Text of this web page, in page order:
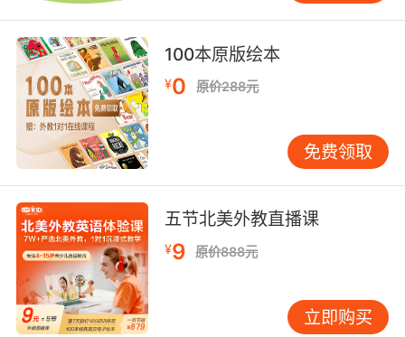
语速加快、内容加长、题型变多。小学阶段听力
基础没打好的孩子，初一上半学期就会明显掉
队。 听力训练不需要大块时间，但需要每天坚
持。每天15分钟，雷打不动。材料就用课本配套
的音频，不要去找高深的课外资源。具体步骤：
第一遍正常听，了解大意；第二遍逐句暂停，让
孩子把听到的内容复述出来，哪怕只复述出几个
单词也算进步；第三遍对照文本，把没听出来的
地方标出来，再听一遍。坚持一个月，孩子的耳
朵会明显“打开”。 关键点在于：听的时候不要让
孩子看文本。很多孩子习惯一边听一边看，以为
自己听懂了，其实是在“读”而不是在“听”。一定要
先盲听，再对照，这个顺序不能颠倒。 阅读是串
联一切的纽带 单词、语法、语感，最终都要在阅
100本原版绘本
¥0 原价288元
免费领取
五节北美外教直播课
¥9 原价888元
立即购买